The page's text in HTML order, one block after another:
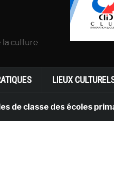
la culture
LIEUX
des écoles primaires